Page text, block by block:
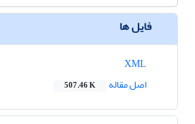
فایل ها
اصل مقاله
507.46 K